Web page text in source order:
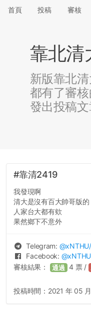
首頁 投稿 審核
靠北清
新版靠北
都有了審
發出投稿文
#靠清2419
我發現啊
清大是沒有百大帥哥版的
人家台大都有欸
果然鄉下不意外
Telegram: @xNTHU
Facebook: @
審核結果： 通過 4 票 /
投稿時間： 2021 年 05